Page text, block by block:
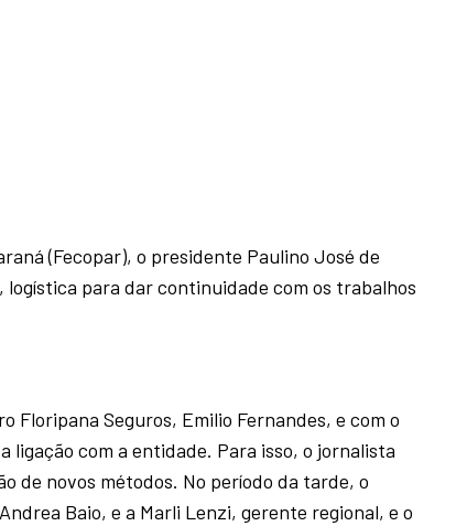
(Fecopar), o presidente Paulino José de
para dar continuidade com os trabalhos
Seguros, Emilio Fernandes, e com o
com a entidade. Para isso, o jornalista
de novos métodos. No período da tarde, o
Baio, e a Marli Lenzi, gerente regional, e o